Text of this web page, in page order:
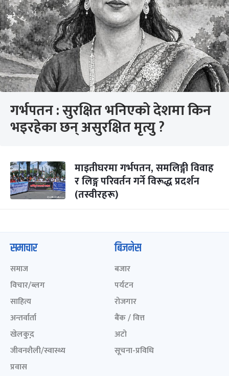
गर्भपतन : सुरक्षित भनिएको देशमा किन
भइरहेका छन् असुरक्षित मृत्यु ?
माइतीघरमा गर्भपतन, समलिङ्गी विवाह
र लिङ्ग परिवर्तन गर्ने विरूद्ध प्रदर्शन
(तस्वीरहरू)
समाचार
समाज
विचार/ब्लग
साहित्य
अन्तर्वार्ता
खेलकुद़़
जीवनशैली/स्वास्थ्य
प्रवास
बिजनेस
बजार
पर्यटन
रोजगार
बैंक / वित्त
अटो
सूचना-प्रविधि